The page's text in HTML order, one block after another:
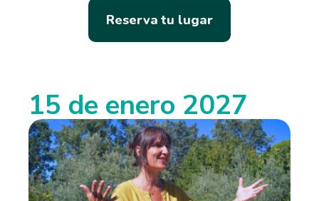
Reserva tu lugar
15 de enero 2027